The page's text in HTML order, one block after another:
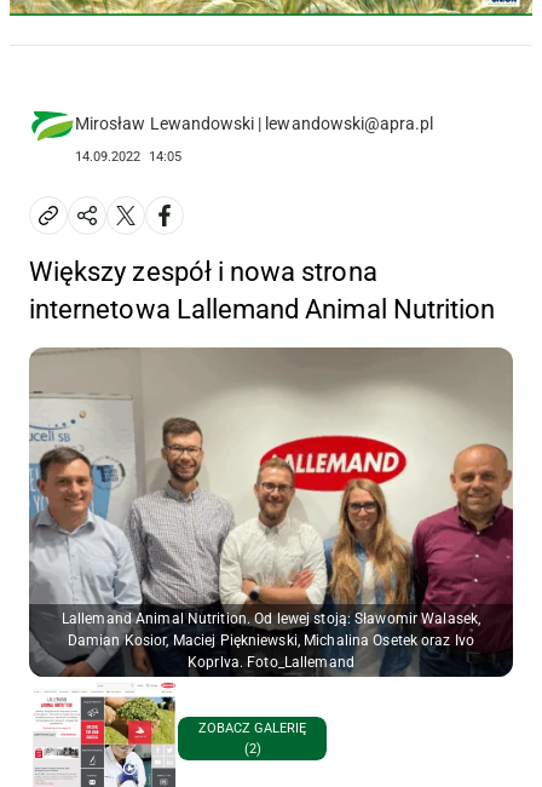
Mirosław Lewandowski | lewandowski@apra.pl
14.09.2022 14:05
Większy zespół i nowa strona
internetowa Lallemand Animal Nutrition
Lallemand Animal Nutrition. Od lewej stoją: Sławomir Walasek,
Damian Kosior, Maciej Piękniewski, Michalina Osetek oraz Ivo
Koprlva. Foto_Lallemand
ZOBACZ GALERIĘ
(2)